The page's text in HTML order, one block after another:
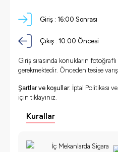
Giriş : 16:00 Sonrası
Çıkış : 10:00 Öncesi
Giriş sırasında konukların
gerekmektedir. Önceden tesise
Şartlar ve koşullar: İptal Politikası
için tıklayınız.
Kurallar
İç Mekanlarda Sigara